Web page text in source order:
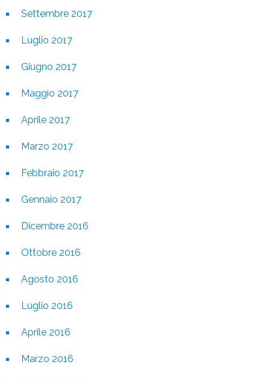
Settembre 2017
Luglio 2017
Giugno 2017
Maggio 2017
Aprile 2017
Marzo 2017
Febbraio 2017
Gennaio 2017
Dicembre 2016
Ottobre 2016
Agosto 2016
Luglio 2016
Aprile 2016
Marzo 2016